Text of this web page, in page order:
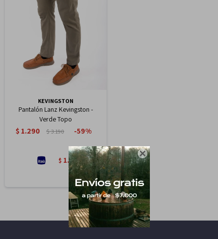

KEVINGSTON
Pantalón Lanz Kevingston -
Verde Topo
$ 1.290 $3.190 59
$ 1.097